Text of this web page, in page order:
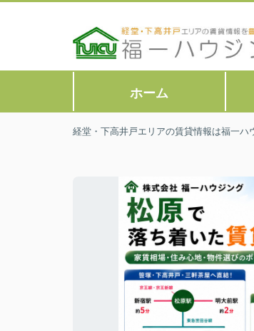
ホーム
経堂・下高井戸エリアの賃貸情報は福一ハ